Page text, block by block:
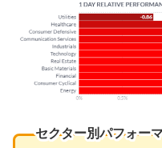
セクター別パフォー